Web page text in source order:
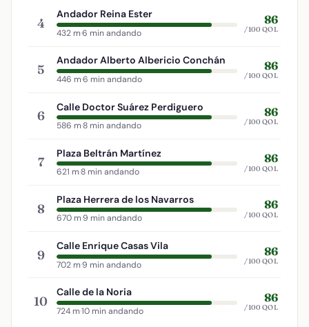
4
Andador Reina Ester
432 m·6 min andando
86
/100 QOL
5
Andador Alberto Albericio Conchán
446 m·6 min andando
86
/100 QOL
6
Calle Doctor Suárez Perdiguero
586 m·8 min andando
86
/100 QOL
7
Plaza Beltrán Martínez
621 m·8 min andando
86
/100 QOL
8
Plaza Herrera de los Navarros
670 m·9 min andando
86
/100 QOL
9
Calle Enrique Casas Vila
702 m·9 min andando
86
/100 QOL
10
Calle de la Noria
724 m·10 min andando
86
/100 QOL